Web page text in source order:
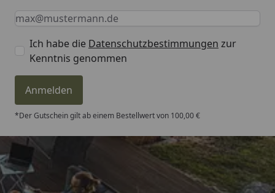
Keine Eingabe erforderlich
Eingabe erforderlich
E-Mail *
Ich habe die Datenschutzbestimmungen zur
Kenntnis genommen
Anmelden
*Der Gutschein gilt ab einem Bestellwert von 100,00 €
Trusted Shops